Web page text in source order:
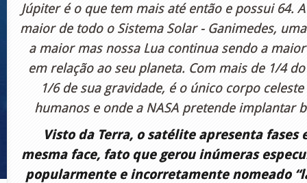
Júpiter é o que tem mais até então e possui 64.
maior de todo o Sistema Solar - Ganimedes,
a maior mas nossa Lua continua sendo a
em relação ao seu planeta. Com mais de 1/4
1/6 de sua gravidade, é o único corpo
humanos e onde a NASA pretende implantar
Visto da Terra, o satélite apresenta fases
mesma face, fato que gerou inúmeras
popularmente e incorretamente nomeado